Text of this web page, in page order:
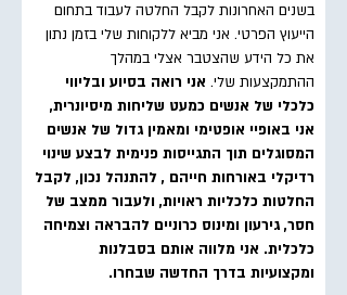
בשנים האחרונות לקבל החלטה לעבוד בתחום
הייעוץ הפרטי. אני מביא ללקוחות שלי בזמן נתון
את כל הידע שהצטבר אצלי במהלך
ההתמקצעות שלי. אני רואה בסיוע ובליווי
כלכלי של אנשים כמעט שליחות מיסיונרית,
אני באופיי אופטימי ומאמין גדול של אנשים
המסוגלים תוך התגייסות פנימית לבצע שינוי
רדיקלי באורחות חייהם , להתנהל נכון, לקבל
החלטות כלכליות ראויות, ולעבור ממצב של
חסר, גירעון ומינוס כרוניים להבראה וצמיחה
כלכלית. אני מלווה אותם בסבלנות
ומקצועיות בדרך החדשה שבחרו.